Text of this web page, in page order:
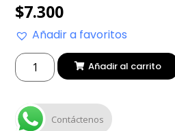
$7.300
Añadir a favoritos
Añadir al carrito
Contáctenos